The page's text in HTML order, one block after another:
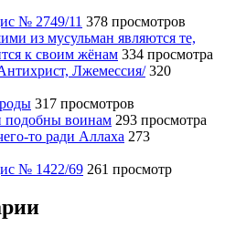
№ 2749/11 378 просмотров
из мусульман являются те,
к своим жёнам 334 просмотра
Лжемессия/ 320
317 просмотров
подобны воинам 293 просмотра
то ради Аллаха 273
№ 1422/69 261 просмотр